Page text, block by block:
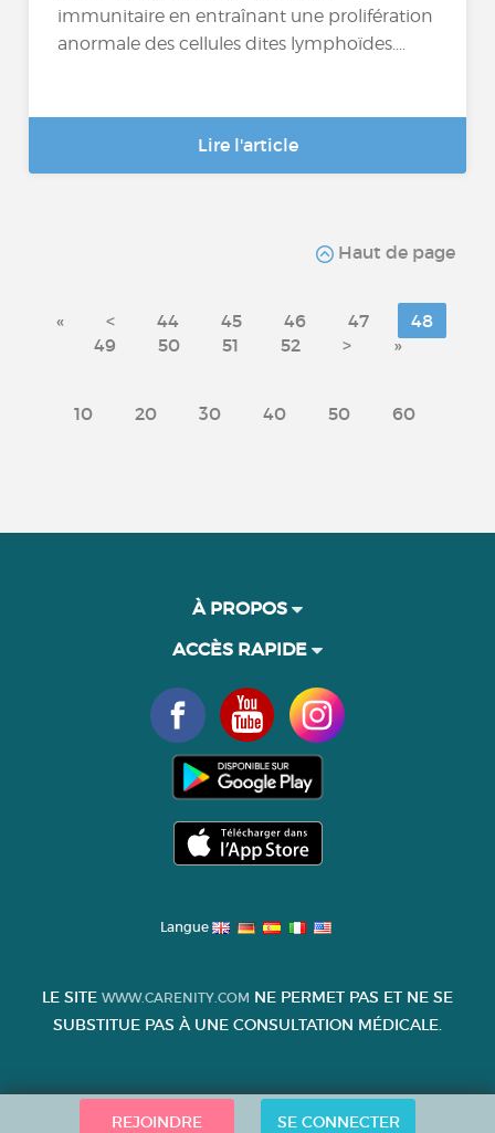
immunitaire en entraînant une prolifération
anormale des cellules dites lymphoïdes....
Lire l'article
Haut de page
« < 44 45 46 47
48
49
50 51 52 > »
10 20 30 40 50 60
REJOINDRE SE CONNECTER
À PROPOS
ACCÈS RAPIDE
Langue
LE SITE WWW.CARENITY.COM NE PERMET PAS ET NE SE
SUBSTITUE PAS À UNE CONSULTATION MÉDICALE.